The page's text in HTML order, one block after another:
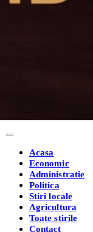
Acasa
Economic
Administratie
Politica
Stiri locale
Agricultura
Toate stirile
Contact